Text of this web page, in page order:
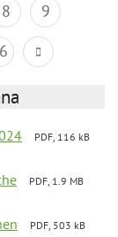
8
9
PDF, 116 kB
PDF, 1.9 MB
PDF, 503 kB